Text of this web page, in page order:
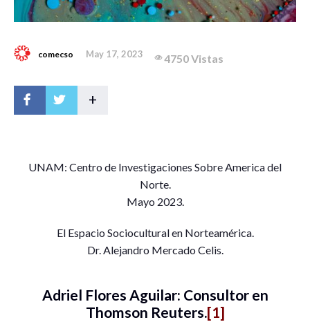
comecso May 17, 2023 4750 Vistas
+
UNAM: Centro de Investigaciones Sobre America del
Norte.
Mayo 2023.
El Espacio Sociocultural en Norteamérica.
Dr. Alejandro Mercado Celis.
Adriel Flores Aguilar: Consultor en
Thomson Reuters.[1]